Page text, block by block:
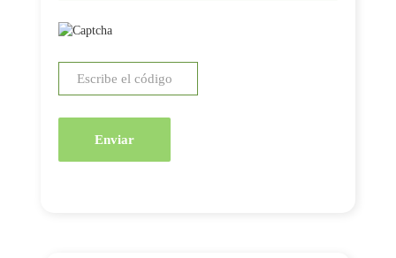
Enviar